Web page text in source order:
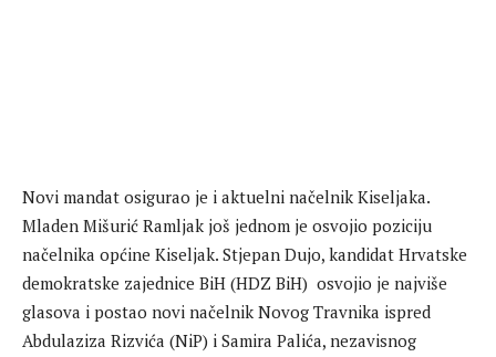
Novi mandat osigurao je i aktuelni načelnik Kiseljaka.
Mladen Mišurić Ramljak još jednom je osvojio poziciju
načelnika općine Kiseljak. Stjepan Dujo, kandidat Hrvatske
demokratske zajednice BiH (HDZ BiH) osvojio je najviše
glasova i postao novi načelnik Novog Travnika ispred
Abdulaziza Rizvića (NiP) i Samira Palića, nezavisnog